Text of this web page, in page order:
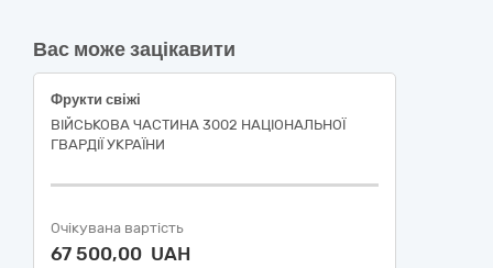
Вас може зацікавити
Фрукти свіжі
ВІЙСЬКОВА ЧАСТИНА 3002 НАЦІОНАЛЬНОЇ
ГВАРДІЇ УКРАЇНИ
Очікувана вартість
67 500,00 UAH